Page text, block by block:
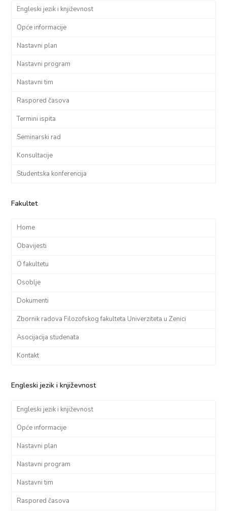
Engleski jezik i književnost
Opće informacije
Nastavni plan
Nastavni program
Nastavni tim
Raspored časova
Termini ispita
Seminarski rad
Konsultacije
Studentska konferencija
Fakultet
Home
Obavijesti
O fakultetu
Osoblje
Dokumenti
Zbornik radova Filozofskog fakulteta Univerziteta u Zenici
Asocijacija studenata
Kontakt
Engleski jezik i književnost
Engleski jezik i književnost
Opće informacije
Nastavni plan
Nastavni program
Nastavni tim
Raspored časova